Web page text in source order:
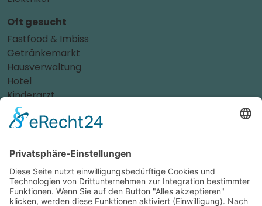
Oft gesucht
Fastfood & Imbiss
Getränkemarkt
Hausverwaltung
Hotel
Kinderarzt
Personalvermittler
Weitere Sportvereine
Zahnarzt
Tennis
Tankstelle
Tierbedarf